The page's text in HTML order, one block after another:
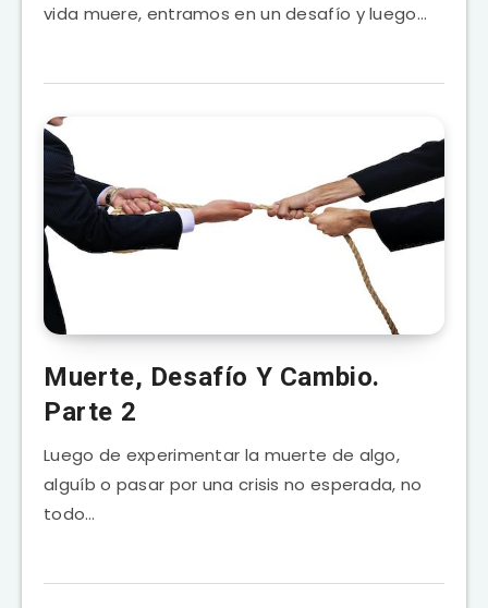
vida muere, entramos en un desafío y luego…
Muerte, Desafío Y Cambio.
Parte 2
Luego de experimentar la muerte de algo,
alguíb o pasar por una crisis no esperada, no
todo…